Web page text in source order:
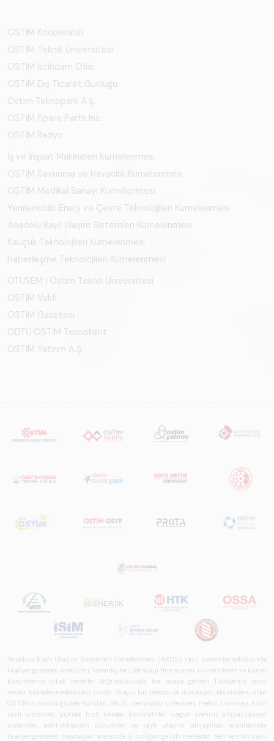
OSTİM Kooperatifi
OSTİM Teknik Üniversitesi
OSTİM İstihdam Ofisi
OSTİM Dış Ticaret Günlüğü
Ostim Teknopark A.Ş.
OSTİM Spare Parts Inc.
OSTİM Radyo
İş ve İnşaat Makineleri Kümelenmesi
OSTİM Savunma ve Havacılık Kümelenmesi
OSTİM Medikal Sanayi Kümelenmesi
Yenilenebilir Enerji ve Çevre Teknolojileri Kümelenmesi
Anadolu Raylı Ulaşım Sistemleri Kümelenmesi
Kauçuk Teknolojileri Kümelenmesi
Haberleşme Teknolojileri Kümelenmesi
OTÜSEM | Ostim Teknik Üniversitesi
OSTİM Vakfı
OSTİM Gazetesi
ODTÜ OSTİM Teknokent
OSTİM Yatırım A.Ş.
Anadolu Raylı Ulaşım Sistemleri Kümelenmesi (ARUS), raylı sistemler sektöründe
faaliyet gösteren üreticileri, tedarikçileri, teknoloji firmalarını, üniversiteleri ve kamu
kurumlarını ortak hedefler doğrultusunda bir araya getiren Türkiye'nin öncü
sektör kümelenmelerinden biridir. Güçlü bir üretim ve inovasyon ekosistemi olan
OSTİM'in öncülüğünde kurulan ARUS; demiryolu sistemleri, metro, tramvay, hafif
raylı sistemler, yüksek hızlı trenler, lokomotifler, vagon üretimi, sinyalizasyon
sistemleri, elektrifikasyon çözümleri ve raylı ulaşım altyapıları alanlarında
faaliyet gösteren paydaşlar arasında iş birliğini geliştirmektedir. Yerli ve milli raylı